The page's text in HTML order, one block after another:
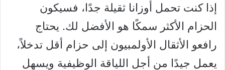
إذا كنت تحمل أوزانا ثقيلة جدًا، فسيكون
الحزام الأكثر سمكًا هو الأفضل لك. يحتاج
رافعو الأثقال الأولمبيون إلى حزام أقل تدخلاً،
يعمل جيدًا من أجل اللياقة الوظيفية ويسهل